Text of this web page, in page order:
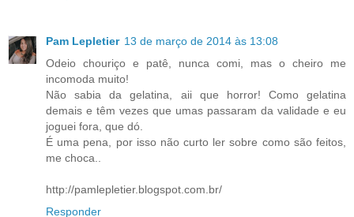
Pam Lepletier 13 de março de 2014 às 13:08
Odeio chouriço e patê, nunca comi, mas o cheiro me
incomoda muito!
Não sabia da gelatina, aii que horror! Como gelatina
demais e têm vezes que umas passaram da validade e eu
joguei fora, que dó.
É uma pena, por isso não curto ler sobre como são feitos,
me choca..
http://pamlepletier.blogspot.com.br/
Responder